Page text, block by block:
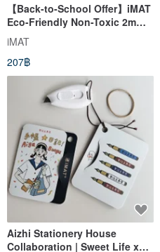
【Back-to-School Offer】iMAT
Eco-Friendly Non-Toxic 2mm
Student Desk Mat - Frosted
White Grid
iMAT
207฿
Aizhi Stationery House
Collaboration | Sweet Life x